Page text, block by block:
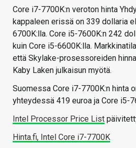
Core i7-7700K:n veroton hinta
kappaleen erissä on 339 dollaria
6700K:lla. Core i5-7600K:n 242
kuin Core i5-6600K:lla.
että Skylake-prosessoreiden
Kaby Laken julkaisun myötä.
Suomessa Core i7-7700K:n hinta
yhteydessä 419 euroa ja Core i5-
Intel Processor Price List
Hinta.fi, Intel Core i7-7700K